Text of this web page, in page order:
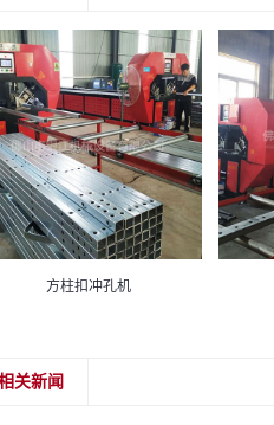
方柱扣冲孔机
关新闻